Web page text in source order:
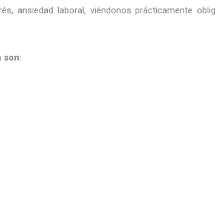
ansiedad laboral, viéndonos prácticamente
son: